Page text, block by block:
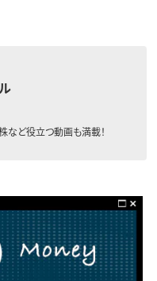
など役立つ動画も満載！